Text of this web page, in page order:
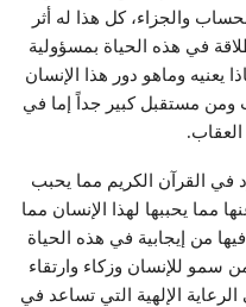
والجزاء، كل هذا له أثر
في هذه الحياة بمسؤولية
يعنيه وماهو دور هذا الإنسان
مستقبل كبير جداً إما في
العقاب.
في القرآن الكريم مما يحبب
مما يحببها لهذا الإنسان مما
من إيجابية في هذه الحياة
سمو للإنسان وزكاء وارتقاء
الإلهية التي تساعد في